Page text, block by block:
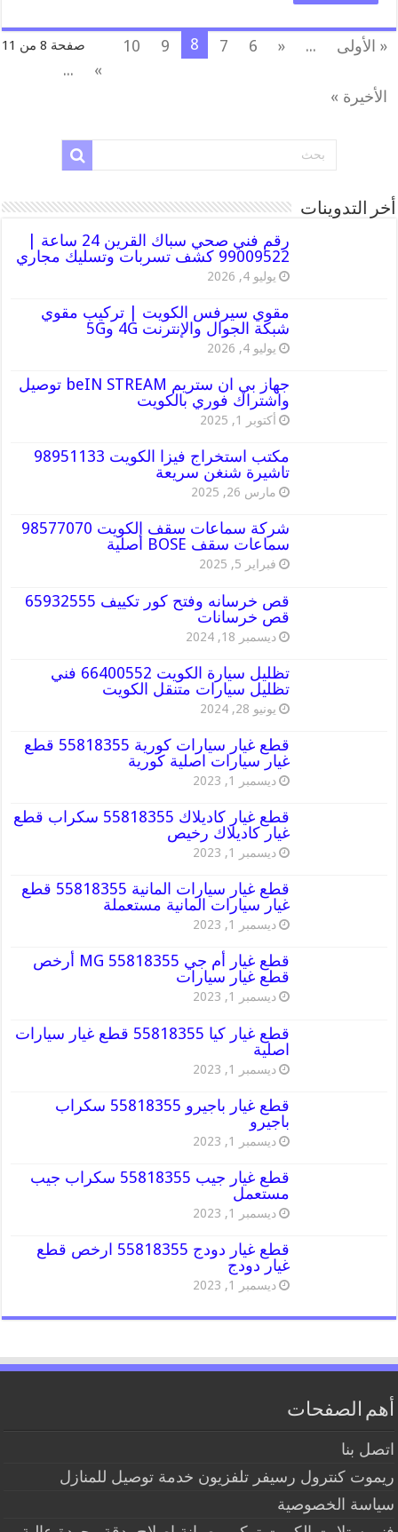
صفحة 8 من 11 « الأولى ...
«
6
7
8
9
10
»
...
الأخيرة »
أخر التدوينات
رقم فني صحي سباك القرين 24 ساعة |
99009522 كشف تسربات وتسليك مجاري
يوليو 4, 2026
مقوي سيرفس الكويت | تركيب مقوي
شبكة الجوال والإنترنت 4G و5G
يوليو 4, 2026
جهاز بي ان ستريم beIN STREAM توصيل
واشتراك فوري بالكويت
أكتوبر 1, 2025
مكتب استخراج فيزا الكويت 98951133
تاشيرة شنغن سريعة
مارس 26, 2025
شركة سماعات سقف الكويت 98577070
سماعات سقف BOSE أصلية
فبراير 5, 2025
قص خرسانه وفتح كور تكييف 65932555
قص خرسانات
ديسمبر 18, 2024
تظليل سيارة الكويت 66400552 فني
تظليل سيارات متنقل الكويت
يونيو 28, 2024
قطع غيار سيارات كورية 55818355 قطع
غيار سيارات اصلية كورية
ديسمبر 1, 2023
قطع غيار كاديلاك 55818355 سكراب قطع
غيار كاديلاك رخيص
ديسمبر 1, 2023
قطع غيار سيارات المانية 55818355 قطع
غيار سيارات المانية مستعملة
ديسمبر 1, 2023
قطع غيار أم جي MG 55818355 أرخص
قطع غيار سيارات
ديسمبر 1, 2023
قطع غيار كيا 55818355 قطع غيار سيارات
اصلية
ديسمبر 1, 2023
قطع غيار باجيرو 55818355 سكراب
باجيرو
ديسمبر 1, 2023
قطع غيار جيب 55818355 سكراب جيب
مستعمل
ديسمبر 1, 2023
قطع غيار دودج 55818355 ارخص قطع
غيار دودج
ديسمبر 1, 2023
أهم الصفحات
اتصل بنا
ريموت كنترول رسيفر تلفزيون خدمة توصيل للمنازل
سياسة الخصوصية